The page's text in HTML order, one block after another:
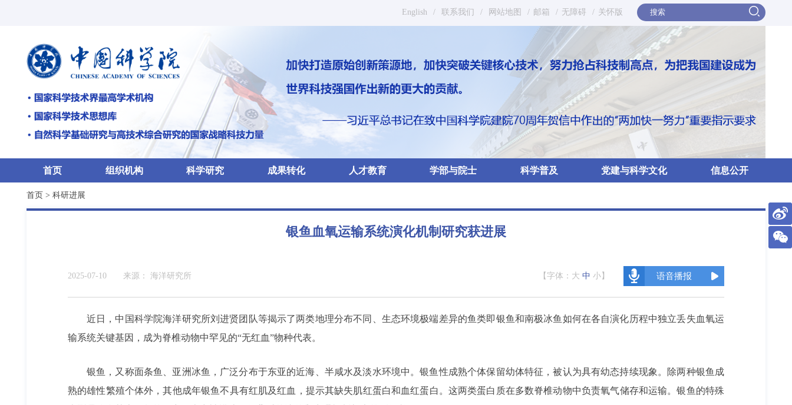
English / 联系我们 / 网站地图 / 邮箱 / 无障碍 / 关怀版
首页 组织机构 科学研究 成果转化 人才教育 学部与院士 科学普及 党建与科学文化 信息公开
首页 > 科研进展
银鱼血氧运输系统演化机制研究获进展
2025-07-10 来源： 海洋研究所 【字体： 大 中 小 】 语音播报
近日，中国科学院海洋研究所刘进贤团队等揭示了两类地理分布不同、生态环境极端差异的鱼类即银鱼和南极冰鱼如何在各自演化历程中独立丢失血氧运
输系统关键基因，成为脊椎动物中罕见的“无红血”物种代表。
银鱼，又称面条鱼、亚洲冰鱼，广泛分布于东亚的近海、半咸水及淡水环境中。银鱼性成熟个体保留幼体特征，被认为具有幼态持续现象。除两种银鱼成
熟的雄性繁殖个体外，其他成年银鱼不具有红肌及红血，提示其缺失肌红蛋白和血红蛋白。这两类蛋白质在多数脊椎动物中负责氧气储存和运输。银鱼的特殊